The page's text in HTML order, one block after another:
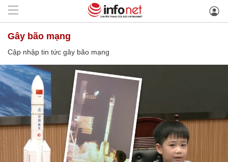
gây bão mạng
Cập nhập tin tức gây bão mạng